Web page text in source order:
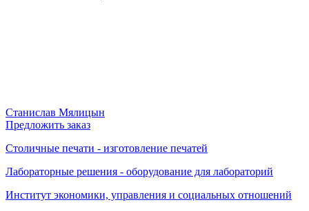
Станислав Мялицын
Предложить заказ
Столичные печати - изготовление печатей
Лабораторные решения - оборудование для лабораторий
Институт экономики, управления и социальных отношений